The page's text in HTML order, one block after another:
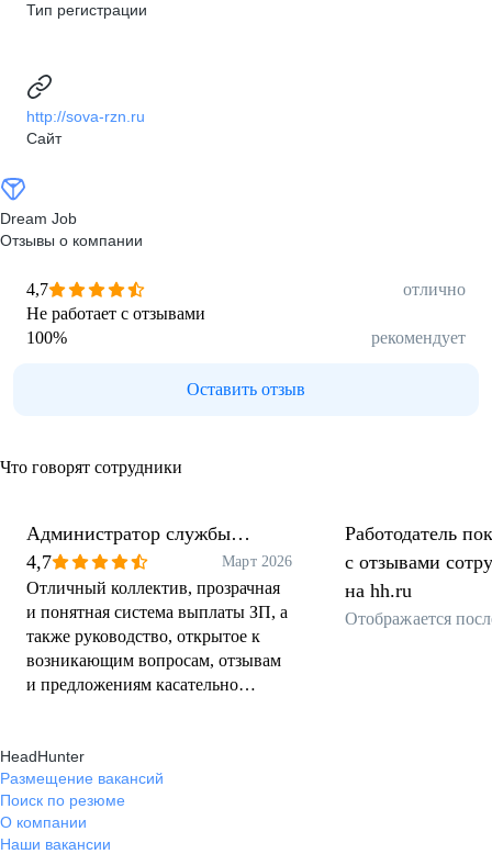
Тип регистрации
http://sova-rzn.ru
Сайт
Dream Job
Отзывы о компании
4,7
отлично
Не работает с отзывами
100% рекомендует
Оставить отзыв
Что говорят сотрудники
Администратор службы
приема и размещения
4,7 Март 2026
Отличный коллектив, прозрачная
и понятная система выплаты ЗП, а
также руководство, открытое к
возникающим вопросам, отзывам
и предложениям касательно
Работодатель
с отзывами
на hh.ru
Отображается
HeadHunter
Размещение вакансий
Поиск по резюме
О компании
Наши вакансии